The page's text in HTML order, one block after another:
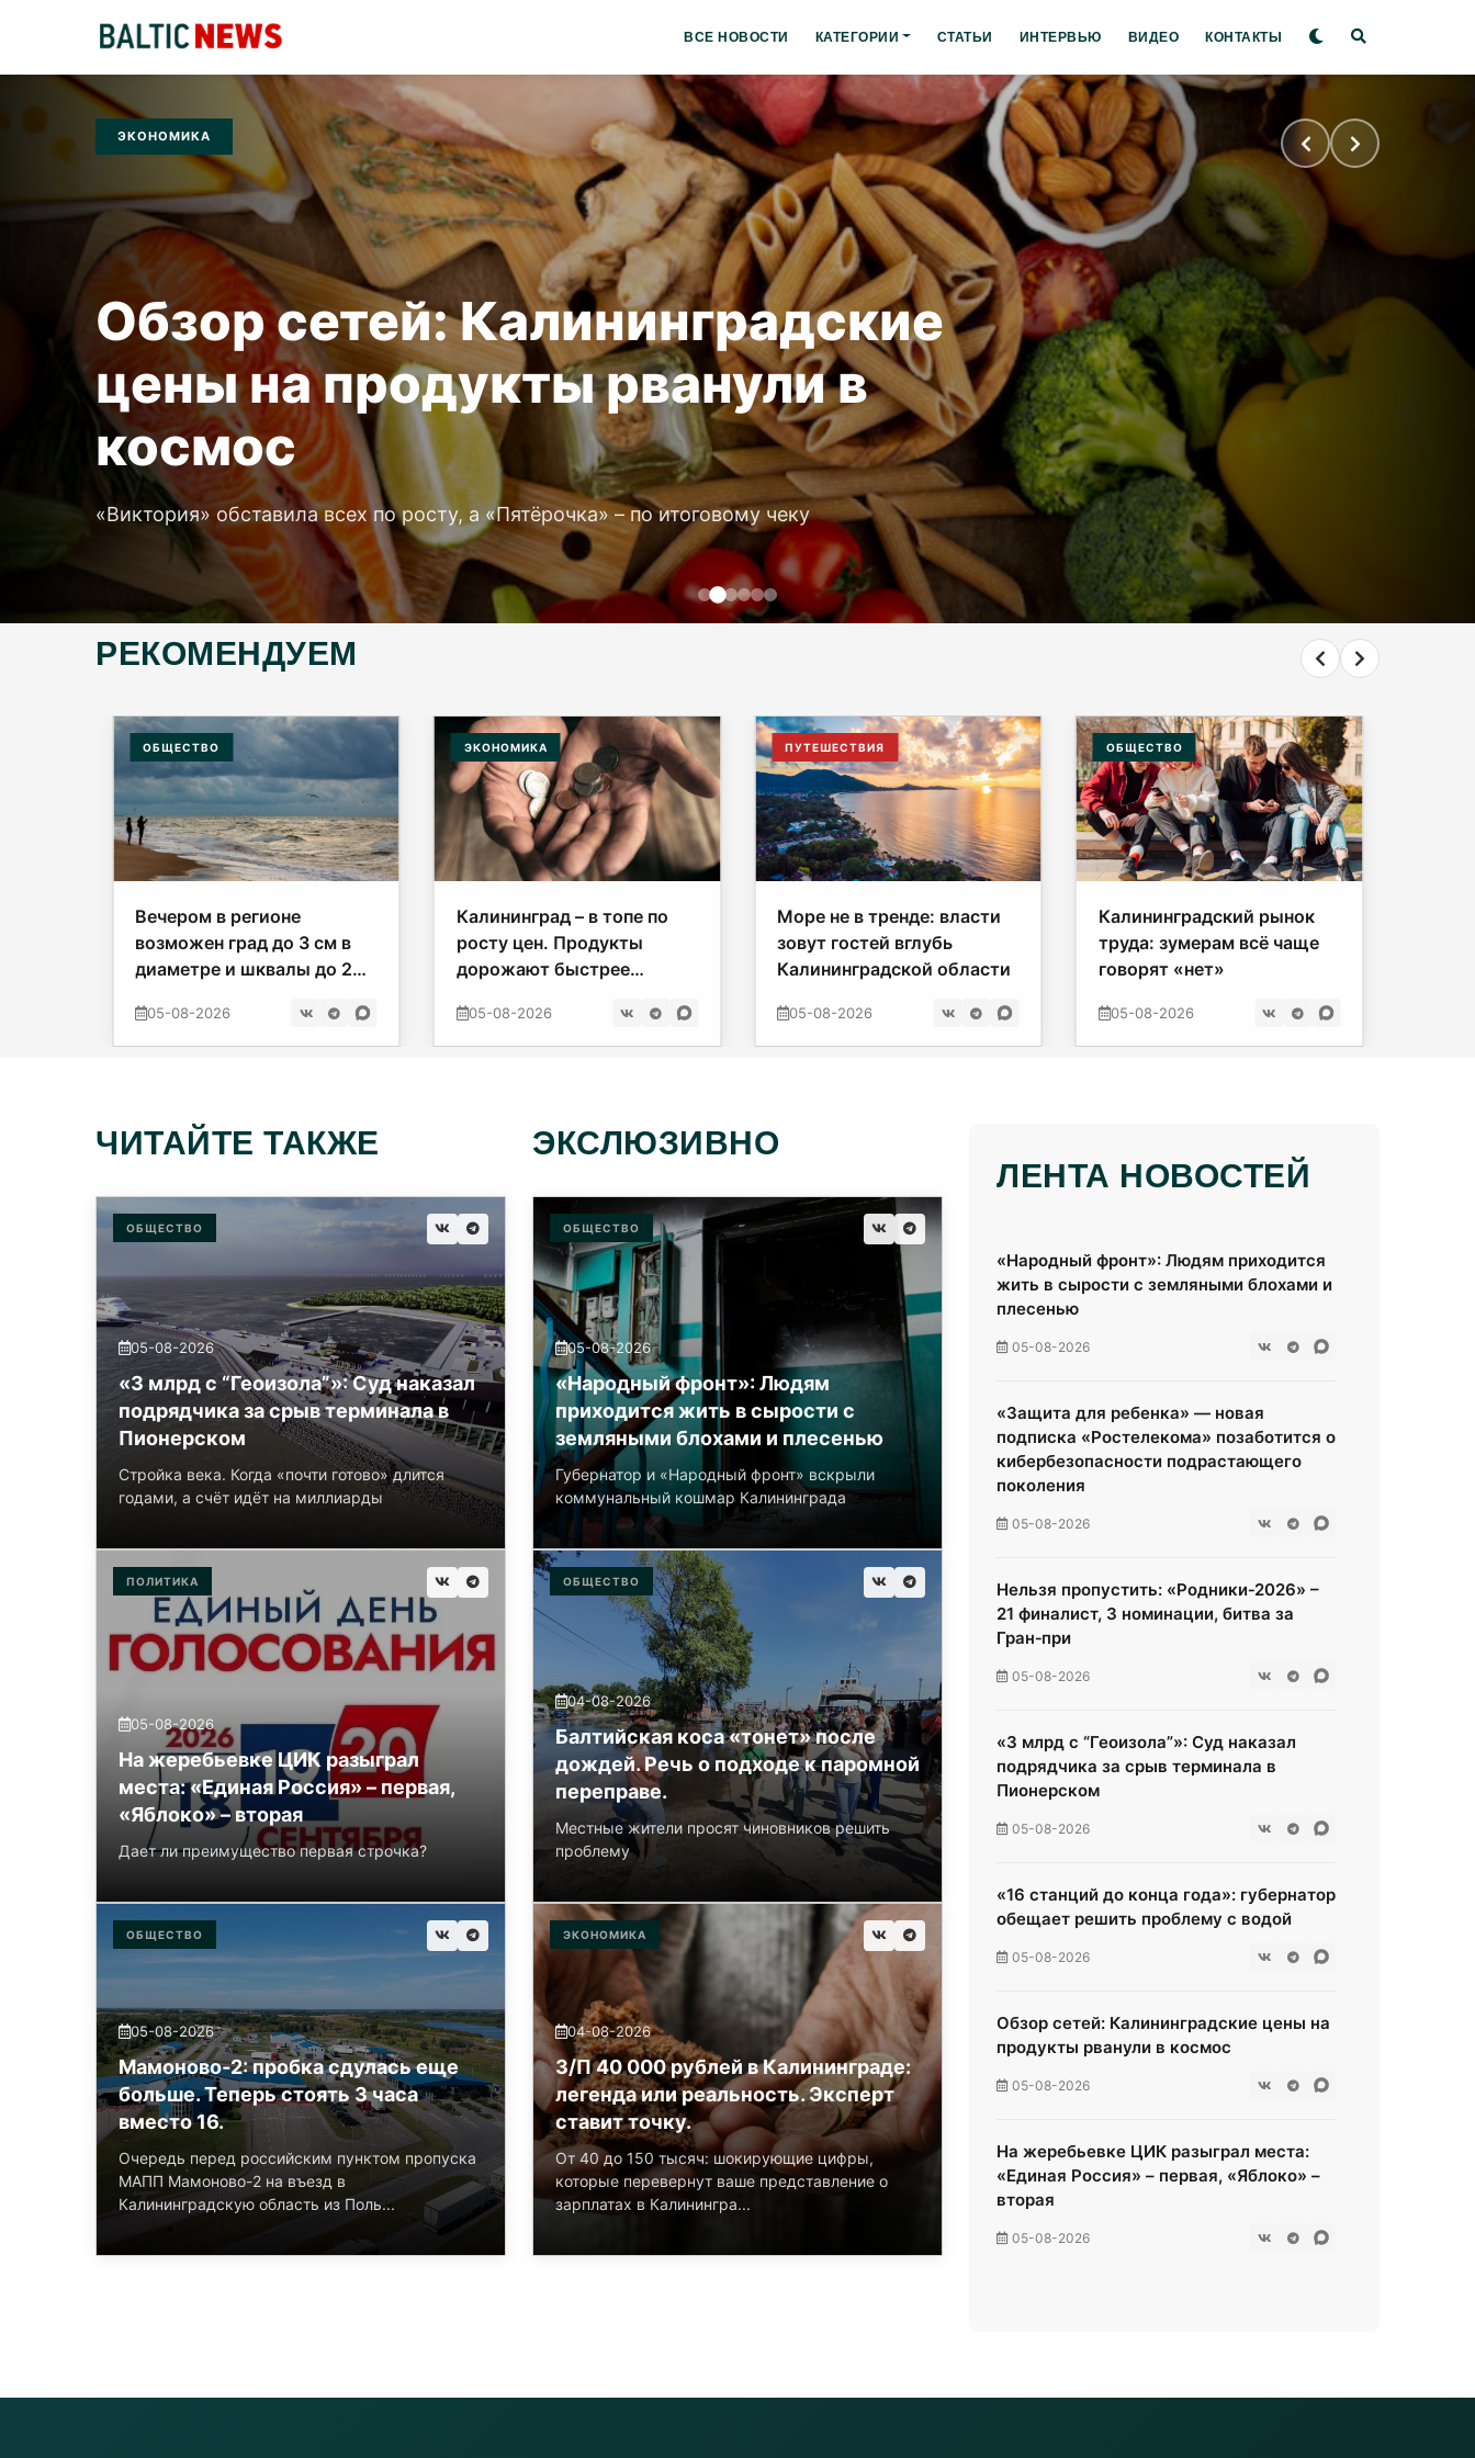
ВСЕ НОВОСТИ КАТЕГОРИИ СТАТЬИ ИНТЕРВЬЮ ВИДЕО КОНТАКТЫ
ЭКОНОМИКА
Обзор сетей: Калининградские
цены на продукты рванули в
космос
«Виктория» обставила всех по росту, а «Пятёрочка» – по итоговому чеку
РЕКОМЕНДУЕМ
ОБЩЕСТВО
Вечером в регионе
возможен град до 3 см в
диаметре и шквалы до 23
05-08-2026
ЭКОНОМИКА
Калининград – в топе по
росту цен. Продукты
дорожают быстрее
05-08-2026
ПУТЕШЕСТВИЯ
Море не в тренде: власти
зовут гостей вглубь
Калининградской области
05-08-2026
ОБЩЕСТВО
Калининградский рынок
труда: зумерам всё чаще
говорят «нет»
05-08-2026
ЧИТАЙТЕ ТАКЖЕ
ОБЩЕСТВО
05-08-2026
«3 млрд с “Геоизола”»: Суд наказал
подрядчика за срыв терминала в
Пионерском
Стройка века. Когда «почти готово» длится
годами, а счёт идёт на миллиарды
ПОЛИТИКА
05-08-2026
На жеребьевке ЦИК разыграл
места: «Единая Россия» – первая,
«Яблоко» – вторая
Дает ли преимущество первая строчка?
ОБЩЕСТВО
05-08-2026
Мамоново‑2: пробка сдулась еще
больше. Теперь стоять 3 часа
вместо 16.
Очередь перед российским пунктом пропуска
МАПП Мамоново-2 на въезд в
Калининградскую область из Поль...
ЭКСЛЮЗИВНО
ОБЩЕСТВО
05-08-2026
«Народный фронт»: Людям
приходится жить в сырости с
земляными блохами и плесенью
Губернатор и «Народный фронт» вскрыли
коммунальный кошмар Калининграда
ОБЩЕСТВО
04-08-2026
Балтийская коса «тонет» после
дождей. Речь о подходе к паромной
переправе.
Местные жители просят чиновников решить
проблему
ЭКОНОМИКА
04-08-2026
З/П 40 000 рублей в Калининграде:
легенда или реальность. Эксперт
ставит точку.
От 40 до 150 тысяч: шокирующие цифры,
которые перевернут ваше представление о
зарплатах в Калинингра...
ЛЕНТА НОВОСТЕЙ
«Народный фронт»: Людям приходится
жить в сырости с земляными блохами и
плесенью
05-08-2026
«Защита для ребенка» — новая
подписка «Ростелекома» позаботится о
кибербезопасности подрастающего
поколения
05-08-2026
Нельзя пропустить: «Родники‑2026» –
21 финалист, 3 номинации, битва за
Гран‑при
05-08-2026
«3 млрд с “Геоизола”»: Суд наказал
подрядчика за срыв терминала в
Пионерском
05-08-2026
«16 станций до конца года»: губернатор
обещает решить проблему с водой
05-08-2026
Обзор сетей: Калининградские цены на
продукты рванули в космос
05-08-2026
На жеребьевке ЦИК разыграл места:
«Единая Россия» – первая, «Яблоко» –
вторая
05-08-2026